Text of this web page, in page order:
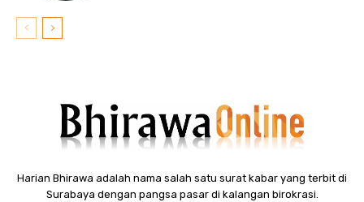
Harian Bhirawa adalah nama salah satu surat kabar yang terbit di
Surabaya dengan pangsa pasar di kalangan birokrasi.